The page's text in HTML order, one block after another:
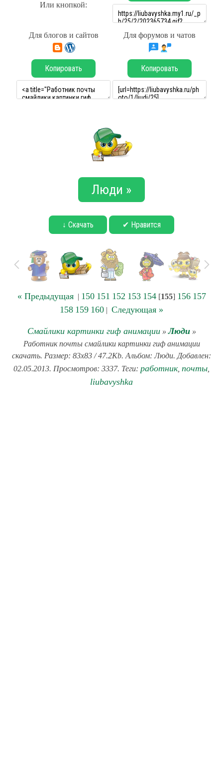
Или кнопкой:
Для блогов и сайтов Для форумов и чатов
Копировать Копировать
Люди »
↓ Скачать ✔ Нравится
« Предыдущая| 150 151 152 153 154[155] 156 157
158 159 160 | Следующая »
Смайлики картинки гиф анимации»Люди»
Работник почты смайлики картинки гиф анимации
скачать. Размер: 83x83 / 47.2Kb. Альбом: Люди. Добавлен:
02.05.2013. Просмотров: 3337. Теги: работник, почты
liubavyshka